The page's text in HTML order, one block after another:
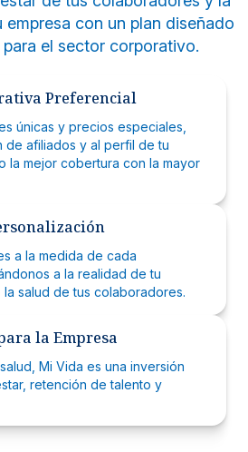
PEDIÁTRICOS
años - CHQ001001
integral, adaptado a las
más pequeños:
completo (glóbulos blancos y
hematocrito y plaquetas).
(infección del tracto urinario)
valoración pediátrica.
anual.
Generales
- CHQ00671
integral, adaptado a tus
completo (globulos blancos y
hematocrito y
(HDL, VLDL, COL/HDL, LDL,
DEL TRACTO
función hepática)
FEMENINOS
de 40 años -
integral, adaptado a tus
(HDL, VLDL, COL/HDL, LDL,
(INFECCIÓN DEL TRACTO
hematocrito y
MASCULINOS
de 40 años -
integral, adaptado a tus
completo (glóbulos blancos y
hematocrito y
específico
(INFECCIÓN DEL TRACTO
función hepática)
con un plan diseñado
el sector corporativo.
Preferencial
únicas y precios especiales,
de afiliados y al perfil de tu
la mejor cobertura con la mayor
a la medida de cada
a la realidad de tu
salud de tus colaboradores.
la Empresa
Mi Vida es una inversión
retención de talento y